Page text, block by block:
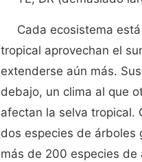
Cada ecosistema
tropical aprovechan el
extenderse aún más.
debajo, un clima al que
afectan la selva tropical.
dos especies de árboles
más de 200 especies de